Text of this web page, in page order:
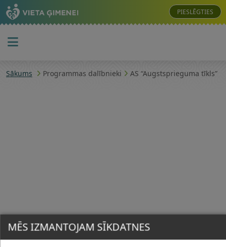
PIESLĒGTIES
Sākums Programmas dalībnieki AS “Augstsprieguma tīkls”
MĒS IZMANTOJAM SĪKDATNES